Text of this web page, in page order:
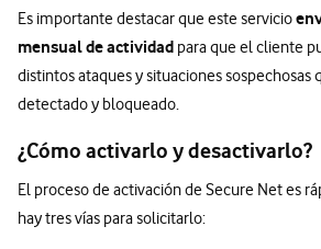
Es importante destacar que este servicio
mensual de actividad para que el cliente
distintos ataques y situaciones sospechosas
detectado y bloqueado.
¿Cómo activarlo y desactivarlo?
El proceso de activación de Secure Net es
hay tres vías para solicitarlo: